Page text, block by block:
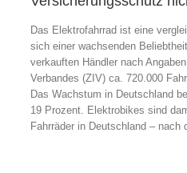
Das Elektrofahrrad ist eine
sich einer wachsenden
verkauften Händler nach
Verbandes (ZIV) ca. 720.000
Das Wachstum in Deutschland
19 Prozent. Elektrobikes sind
Fahrräder in Deutschland – nach